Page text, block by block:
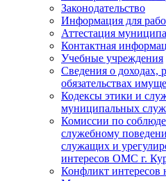
Законодательство
Информация для
Аттестация
Контактная
Учебные учреждения
Сведения о доходах,
обязательствах
Кодексы этики и
муниципальных
Комиссии по
служебному
служащих и
интересов ОМС г.
Конфликт интересов